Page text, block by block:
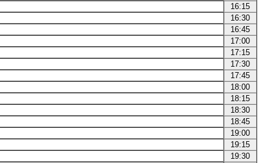
16:15
16:30
16:45
17:00
17:15
17:30
17:45
18:00
18:15
18:30
18:45
19:00
19:15
19:30